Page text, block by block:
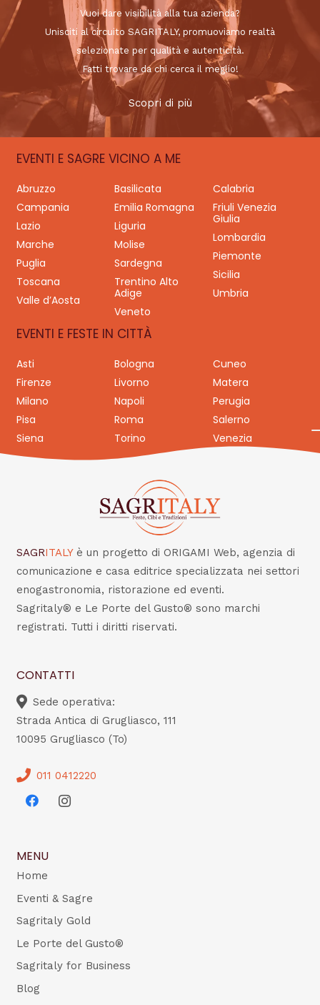
Vuoi dare visibilità alla tua azienda?
Unisciti al circuito SAGRITALY, promuoviamo realtà
selezionate per qualità e autenticità.
Fatti trovare da chi cerca il meglio!
Scopri di più
EVENTI E SAGRE VICINO A ME
Abruzzo Basilicata
Calabria
Campania
Emilia Romagna
Friuli Venezia
Giulia
Lazio
Liguria
Lombardia
Marche
Molise
Piemonte
Puglia
Sardegna
Sicilia
Toscana
Trentino Alto
Adige
Umbria
Valle d’Aosta
Veneto
EVENTI E FESTE IN CITTÀ
Asti Bologna
Cuneo
Firenze
Livorno
Matera
Milano
Napoli
Perugia
Pisa
Roma
Salerno
Siena
Torino Venezia
SAGRITALY è un progetto di ORIGAMI Web, agenzia di
comunicazione e casa editrice specializzata nei settori
enogastronomia, ristorazione ed eventi.
Sagritaly® e Le Porte del Gusto® sono marchi
registrati. Tutti i diritti riservati.
CONTATTI
Sede operativa:
Strada Antica di Grugliasco, 111
10095 Grugliasco (To)
011 0412220
MENU
Home
Eventi & Sagre
Sagritaly Gold
Le Porte del Gusto®
Sagritaly for Business
Blog